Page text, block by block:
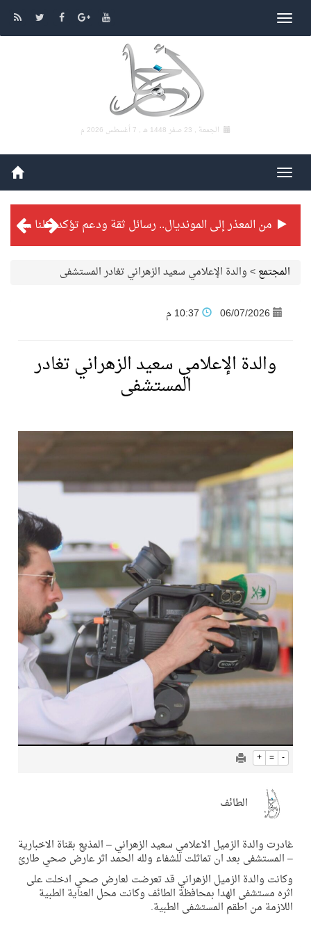
الجمعة , 23 صفر 1448 هـ , 7 أغسطس 2026 م
من المعذر إلى المونديال.. رسائل ثقة ودعم تؤكد: كلنا مع الأخضر
تنافس قوي بين كبرى الإسطبلات في ثاني أسابيع موسم سباقات الرياض
سيل الخير يروي ملاعب الكوكب
كأس العالم للرياضات الإلكترونية شاهد على ريادة المملكة والنهضة الشاملة فيها
المنتخب السعودي ينافس (64) دولة في أولمبياد الفلك والفيزياء الفلكية الدولي بالهند
كأس العالم للرياضات الإلكترونية: فريق Karmine Corp الفرنسي بطلًا لبطولة Rocket League
المجتمع>والدة الإعلامي سعيد الزهراني تغادر المستشفى
06/07/2026
والدة الإعلامي سعيد الزهراني تغادر
المستشفى
+ = -
الطائف
غادرت والدة الزميل الاعلامي سعيد الزهراني – المذيع بقناة الاخبارية
– المستشفى بعد ان تماثلت للشفاء ولله الحمد اثر عارض صحي طارئ
وكانت والدة الزميل الزهراني قد تعرضت لعارض صحي ادخلت على
اثره مستشفى الهدا بمحافظة الطائف وكانت محل العناية الطبية
اللازمة من اطقم المستشفى الطبية.